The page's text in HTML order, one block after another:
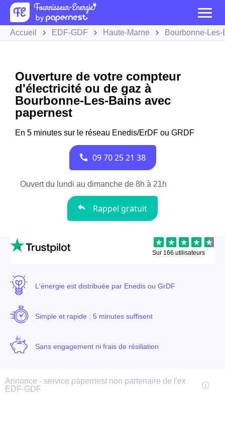
Accueil EDF-GDF Haute-Marne Bourbonne-Les-